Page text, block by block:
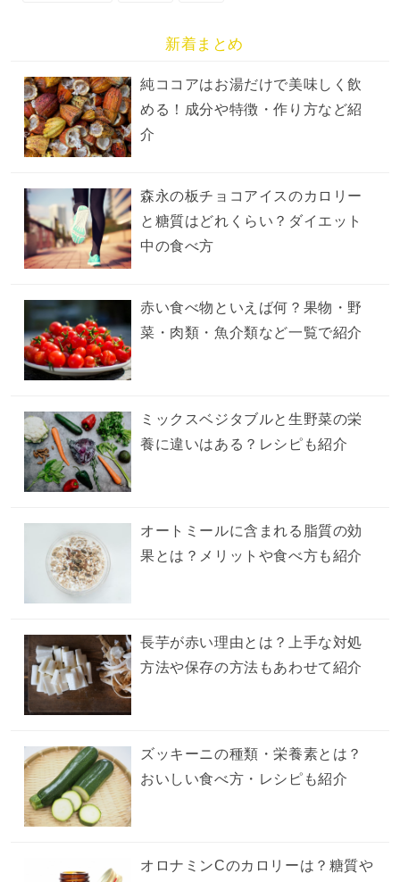
新着まとめ
純ココアはお湯だけで美味しく飲
める！成分や特徴・作り方など紹
介
森永の板チョコアイスのカロリー
と糖質はどれくらい？ダイエット
中の食べ方
赤い食べ物といえば何？果物・野
菜・肉類・魚介類など一覧で紹介
ミックスベジタブルと生野菜の栄
養に違いはある？レシピも紹介
オートミールに含まれる脂質の効
果とは？メリットや食べ方も紹介
長芋が赤い理由とは？上手な対処
方法や保存の方法もあわせて紹介
ズッキーニの種類・栄養素とは？
おいしい食べ方・レシピも紹介
オロナミンCのカロリーは？糖質や